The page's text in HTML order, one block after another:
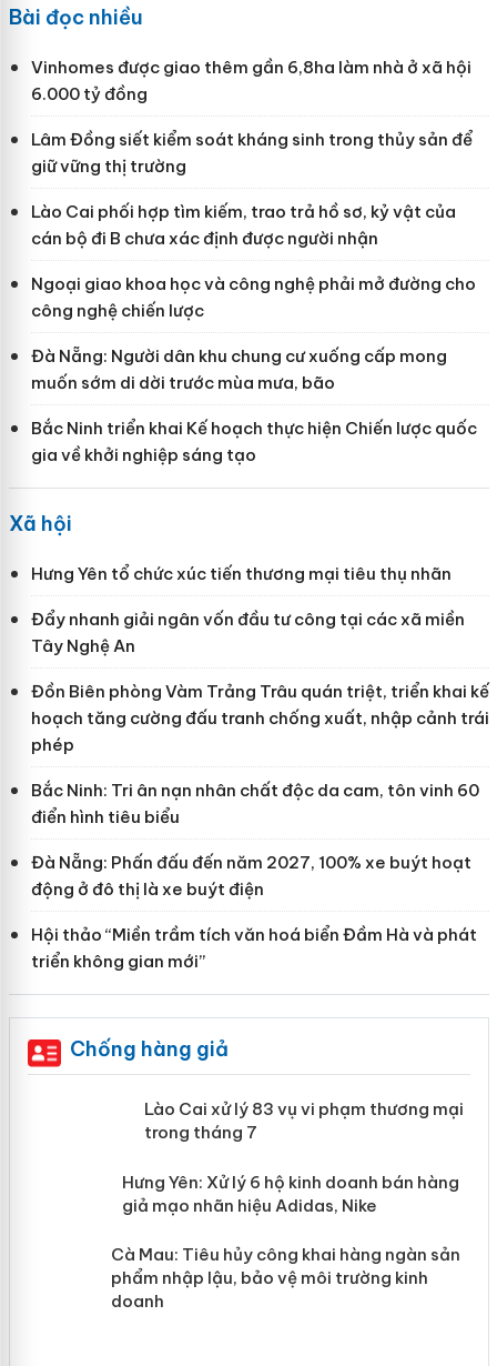
Bài đọc nhiều
Vinhomes được giao thêm gần 6,8ha làm nhà ở xã hội
6.000 tỷ đồng
Lâm Đồng siết kiểm soát kháng sinh trong thủy sản để
giữ vững thị trường
Lào Cai phối hợp tìm kiếm, trao trả hồ sơ, kỷ vật của
cán bộ đi B chưa xác định được người nhận
Ngoại giao khoa học và công nghệ phải mở đường cho
công nghệ chiến lược
Đà Nẵng: Người dân khu chung cư xuống cấp mong
muốn sớm di dời trước mùa mưa, bão
Bắc Ninh triển khai Kế hoạch thực hiện Chiến lược quốc
gia về khởi nghiệp sáng tạo
Xã hội
Hưng Yên tổ chức xúc tiến thương mại tiêu thụ nhãn
Đẩy nhanh giải ngân vốn đầu tư công tại các xã miền
Tây Nghệ An
Đồn Biên phòng Vàm Trảng Trâu quán triệt, triển khai kế
hoạch tăng cường đấu tranh chống xuất, nhập cảnh trái
phép
Bắc Ninh: Tri ân nạn nhân chất độc da cam, tôn vinh 60
điển hình tiêu biểu
Đà Nẵng: Phấn đấu đến năm 2027, 100% xe buýt hoạt
động ở đô thị là xe buýt điện
Hội thảo “Miền trầm tích văn hoá biển Đầm Hà và phát
triển không gian mới”
Chống hàng giả
Lào Cai xử lý 83 vụ vi phạm thương
mại trong tháng 7
Hưng Yên: Xử lý 6 hộ kinh doanh bán
hàng giả mạo nhãn hiệu Adidas, Nike